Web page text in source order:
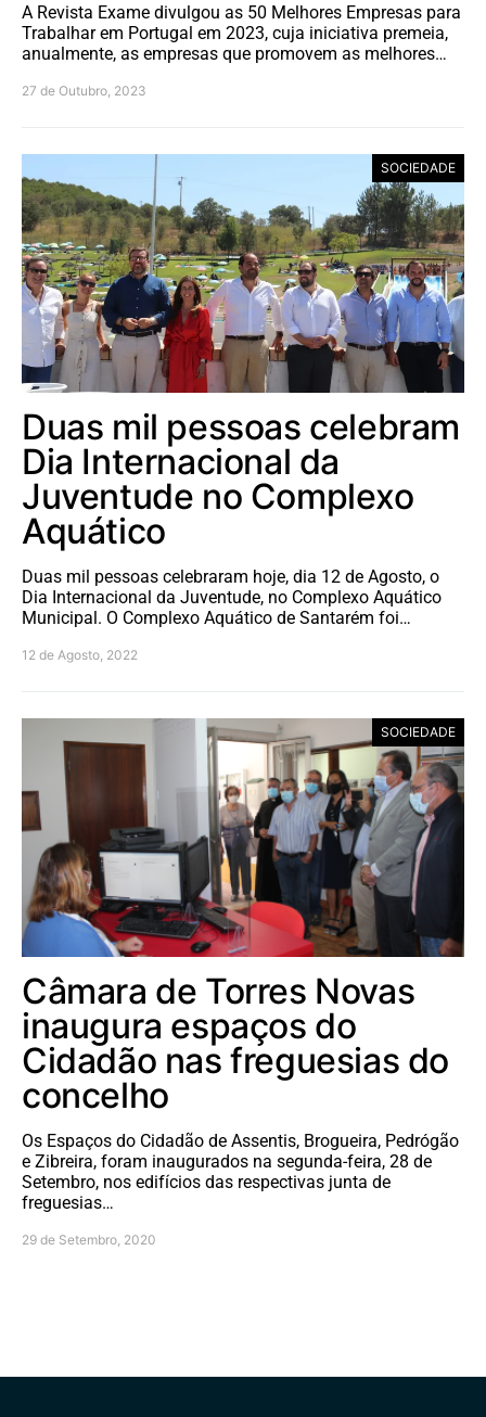
A Revista Exame divulgou as 50 Melhores Empresas para
Trabalhar em Portugal em 2023, cuja iniciativa premeia,
anualmente, as empresas que promovem as melhores…
27 de Outubro, 2023
SOCIEDADE
Duas mil pessoas celebram
Dia Internacional da
Juventude no Complexo
Aquático
Duas mil pessoas celebraram hoje, dia 12 de Agosto, o
Dia Internacional da Juventude, no Complexo Aquático
Municipal. O Complexo Aquático de Santarém foi…
12 de Agosto, 2022
SOCIEDADE
Câmara de Torres Novas
inaugura espaços do
Cidadão nas freguesias do
concelho
Os Espaços do Cidadão de Assentis, Brogueira, Pedrógão
e Zibreira, foram inaugurados na segunda-feira, 28 de
Setembro, nos edifícios das respectivas junta de
freguesias…
29 de Setembro, 2020